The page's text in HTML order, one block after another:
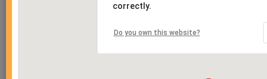
correctly.
Do you own this website?